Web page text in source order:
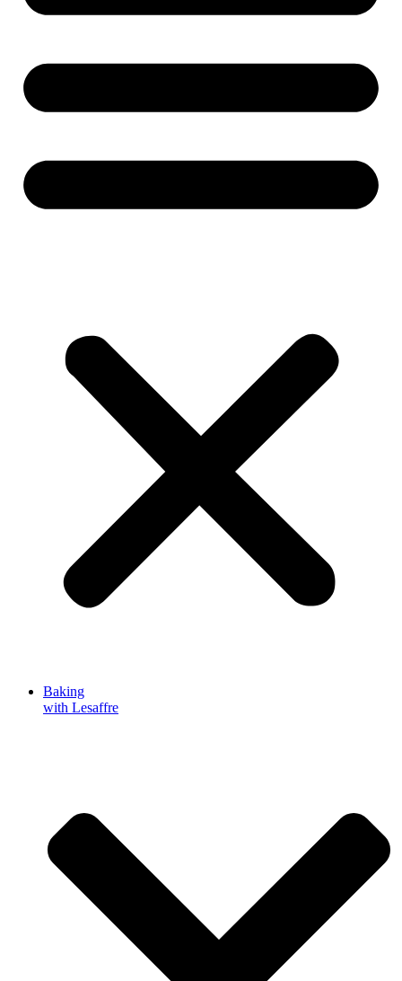
Baking
with Lesaffre